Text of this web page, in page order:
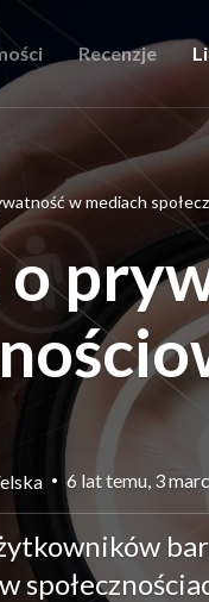
Recenzje
w mediach
o
6 lat temu, 3